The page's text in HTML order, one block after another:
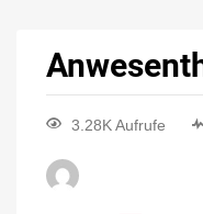
3.28K Aufrufe